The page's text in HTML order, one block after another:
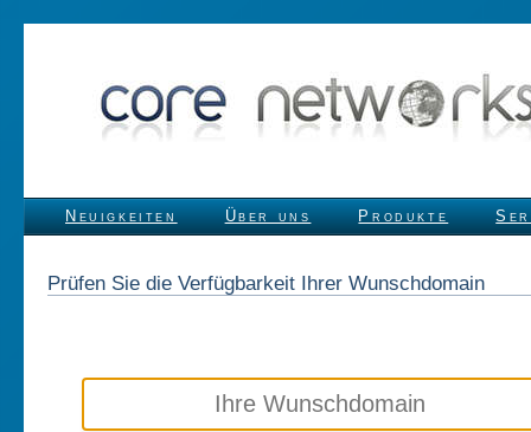
Neuigkeiten Über uns Produkte
Prüfen Sie die Verfügbarkeit Ihrer Wunschdomain